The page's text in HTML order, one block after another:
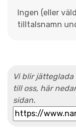
Ingen (eller
tilltalsnamn
Vi blir
till oss, här
sidan.